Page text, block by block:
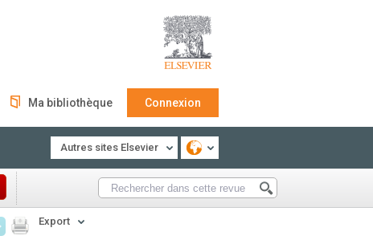
Ma bibliothèque Connexion
Autres sites Elsevier
Export